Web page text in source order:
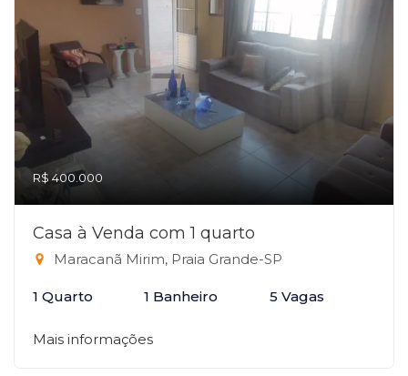
R$ 400.000
Casa à Venda com 1 quarto
Maracanã Mirim, Praia Grande-SP
1 Quarto 1 Banheiro 5 Vagas
Mais informações